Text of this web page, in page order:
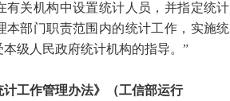
有关机构中设置统计人员，并指定统计
本部门职责范围内的统计工作，实施统
级人民政府统计机构的指导。”
计工作管理办法》（工信部运行